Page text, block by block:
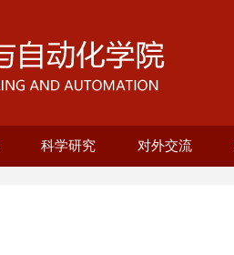
科学研究 对外交流